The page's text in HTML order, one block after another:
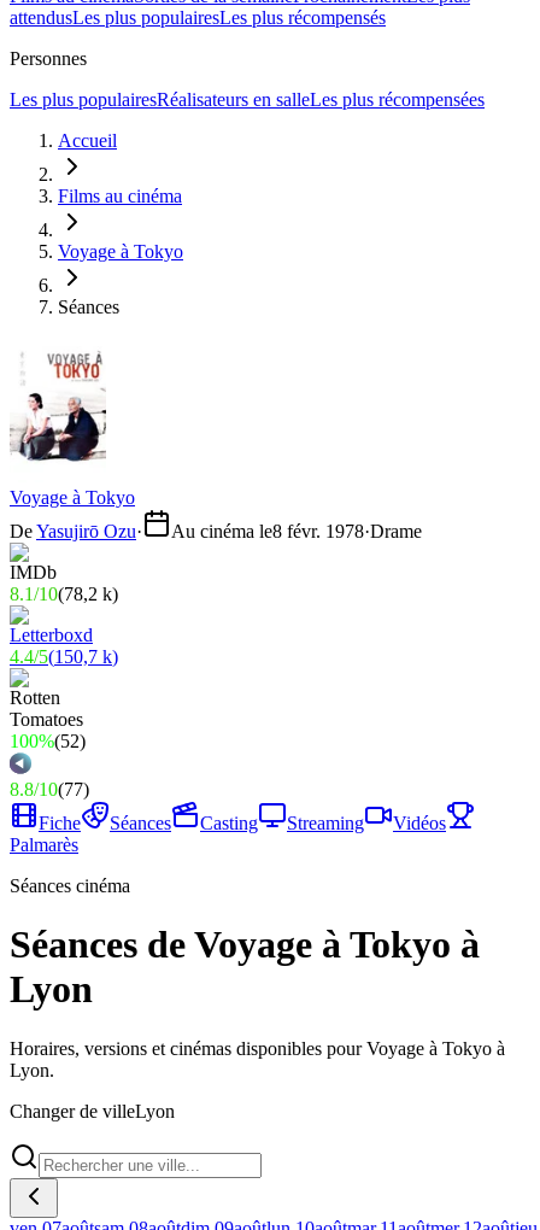
attendusLes plus populairesLes plus récompensés
Personnes
Les plus populairesRéalisateurs en salleLes plus récompensées
Accueil
Films au cinéma
Voyage à Tokyo
Séances
Voyage à Tokyo
DeYasujirō Ozu· Au cinéma le8 févr. 1978·Drame
8.1/10(78,2 k)
4.4/5(150,7 k)
100%(52)
8.8/10(77)
Fiche
Séances Casting Streaming
Vidéos
Palmarès
Séances cinéma
Séances de Voyage à Tokyo à
Lyon
Horaires, versions et cinémas disponibles pour Voyage à Tokyo à
Lyon.
Changer de villeLyon